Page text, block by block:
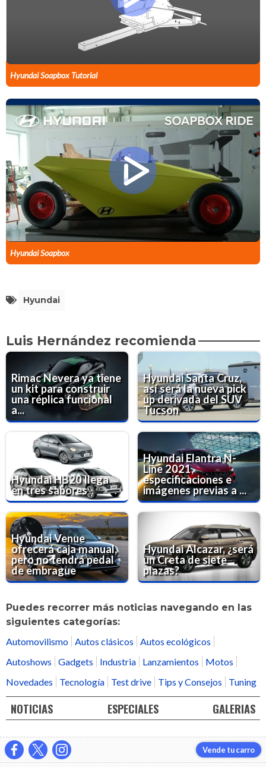
Hyundai Soapbox Tutorial
Hyundai Soapbox
Hyundai
Luis Hernández recomienda
Rimac Nevera ya tiene
un kit para construir
una réplica funcional
a...
Hyundai Santa Cruz,
así será la nueva pick
up derivada del SUV
Tucson
Hyundai HB20 llega
en tres sabores
Hyundai Elantra N-
Line 2021,
especificaciones e
imágenes previas a ...
Hyundai Venue
ofrecerá caja manual,
pero no tendrá pedal
de embrague
Hyundai Alcazar, ¿será
un Creta de siete
plazas?
Puedes recorrer más noticias navegando en las
siguientes categorías:
Automovilismo Autos clásicos
Autos ecológicos
Autoshows
Gadgets Industria Lanzamientos
Motos
Novedades
Tecnología Test drive Tips y Consejos Tuning
NOTICIAS ESPECIALES GALERIAS
Vende tu carro